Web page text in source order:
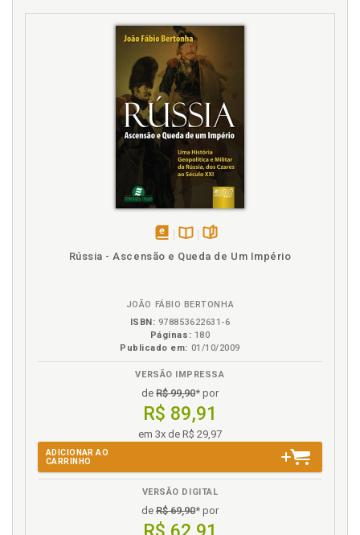
na
Rússia - Ascensão e Queda de Um Império
JOÃO FÁBIO BERTONHA
ISBN: 978853622631-6
Páginas: 180
Publicado em: 01/10/2009
VERSÃO IMPRESSA
de R$ 99,90* por
R$ 89,91
em 3x de R$ 29,97
ADICIONAR AO
CARRINHO
VERSÃO DIGITAL
de R$ 69,90* por